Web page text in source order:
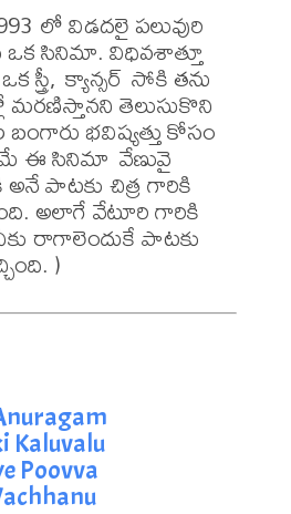
లో విడదలై పలువురి
సినిమా. విధివశాత్తూ
స్త్రీ, క్యాన్సర్ సోకి తను
మరణిస్తానని తెలుసుకొని
బంగారు భవిష్యత్తు కోసం
ఈ సినిమా  వేణువై
పాటకు చిత్ర గారికి
అలాగే వేటూరి గారికి
రాగాలెందుకే పాటకు
Kaluvalu
Poovva